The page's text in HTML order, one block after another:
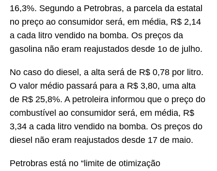
16,3%. Segundo a Petrobras, a parcela da estatal
no preço ao consumidor será, em média, R$ 2,14
a cada litro vendido na bomba. Os preços da
gasolina não eram reajustados desde 1o de julho.
No caso do diesel, a alta será de R$ 0,78 por litro.
O valor médio passará para a R$ 3,80, uma alta
de R$ 25,8%. A petroleira informou que o preço do
combustível ao consumidor será, em média, R$
3,34 a cada litro vendido na bomba. Os preços do
diesel não eram reajustados desde 17 de maio.
Petrobras está no “limite de otimização